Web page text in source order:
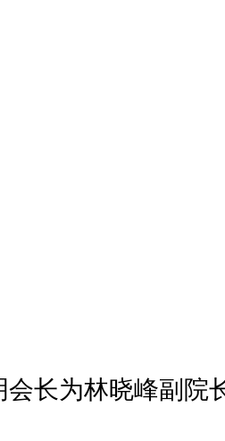
长为林晓峰副院